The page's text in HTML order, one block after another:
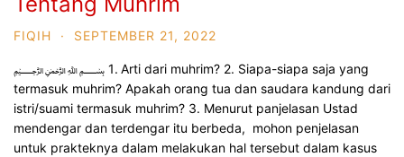
FIQIH · SEPTEMBER 21, 2022
﷽ 1. Arti dari muhrim? 2. Siapa-siapa saja yang
termasuk muhrim? Apakah orang tua dan saudara kandung dari
istri/suami termasuk muhrim? 3. Menurut panjelasan Ustad
mendengar dan terdengar itu berbeda, mohon penjelasan
untuk prakteknya dalam melakukan hal tersebut dalam kasus